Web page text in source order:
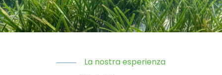
La nostra esperienza